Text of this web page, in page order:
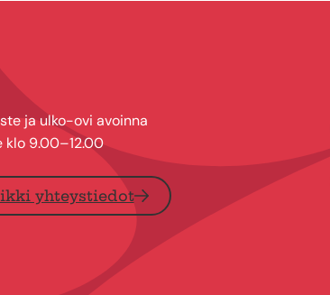
ja ulko-ovi avoinna
klo 9.00–12.00
yhteystiedot